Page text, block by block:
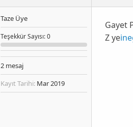
Taze Üye
TeşekkürSayısı: 0
2 mesaj
Kayıt Tarihi: Mar 2019
Gayet
Z ye